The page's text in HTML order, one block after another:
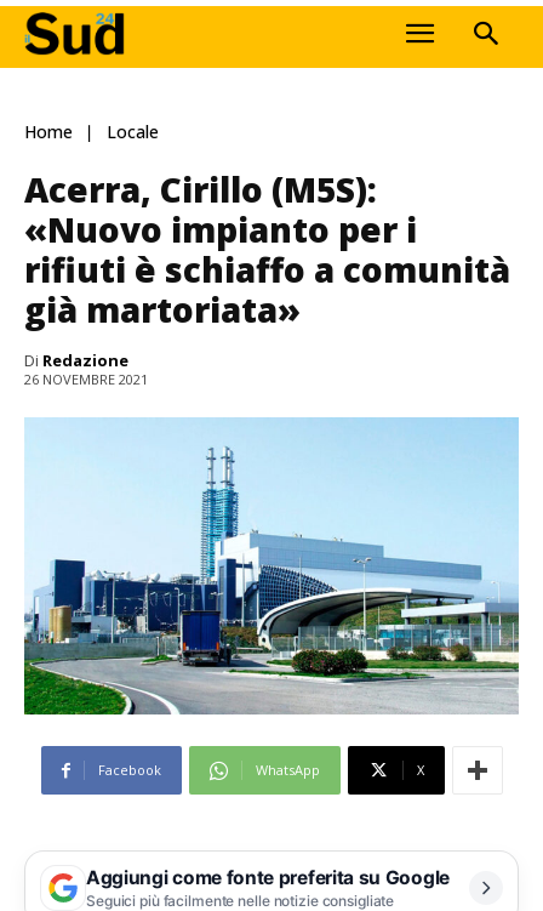
Home Locale
Acerra, Cirillo (M5S):
«Nuovo impianto per i
rifiuti è schiaffo a comunità
già martoriata»
Di Redazione
26 NOVEMBRE 2021
Facebook WhatsApp X
Aggiungi come fonte preferita su Google
Seguici più facilmente nelle notizie consigliate